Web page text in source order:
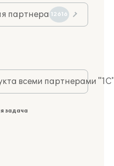
партнера 12616
всеми партнерами
задача